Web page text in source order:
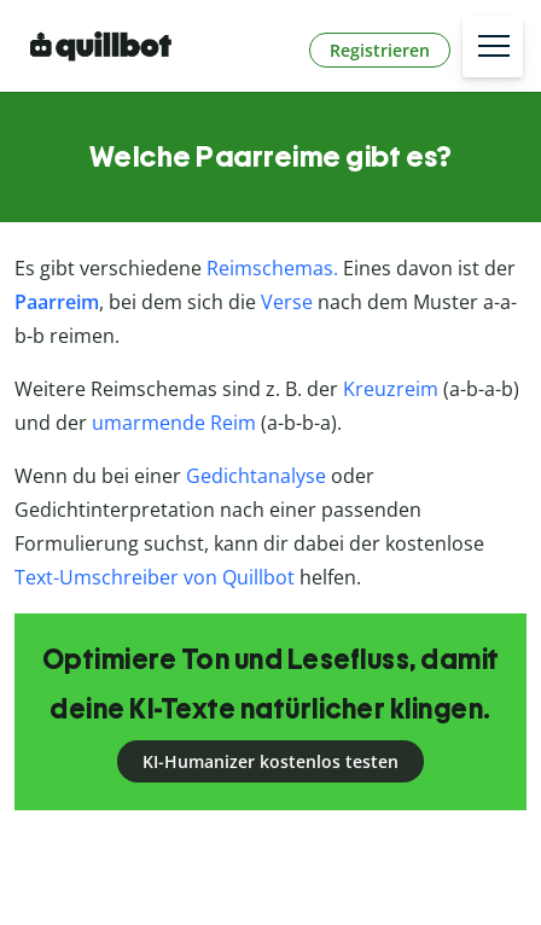
Registrieren
Welche Paarreime gibt es?
Es gibt verschiedene Reimschemas. Eines davon ist der
Paarreim, bei dem sich dieVerse nach dem Muster a-a-
b-b reimen.
Weitere Reimschemas sind z. B. der Kreuzreim (a-b-a-b)
und der umarmende Reim (a-b-b-a).
Wenn du bei einer Gedichtanalyse oder
Gedichtinterpretation nach einer passenden
Formulierung suchst, kann dir dabei der kostenlose
Text-Umschreiber von Quillbot helfen.
Optimiere Ton und Lesefluss, damit
deine KI-Texte natürlicher klingen.
KI-Humanizer kostenlos testen